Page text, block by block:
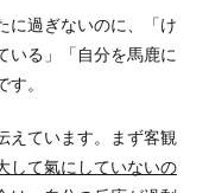
に過ぎないのに、「け
いる」「自分を馬鹿に
。
えています。まず客観
して氣にしていないの